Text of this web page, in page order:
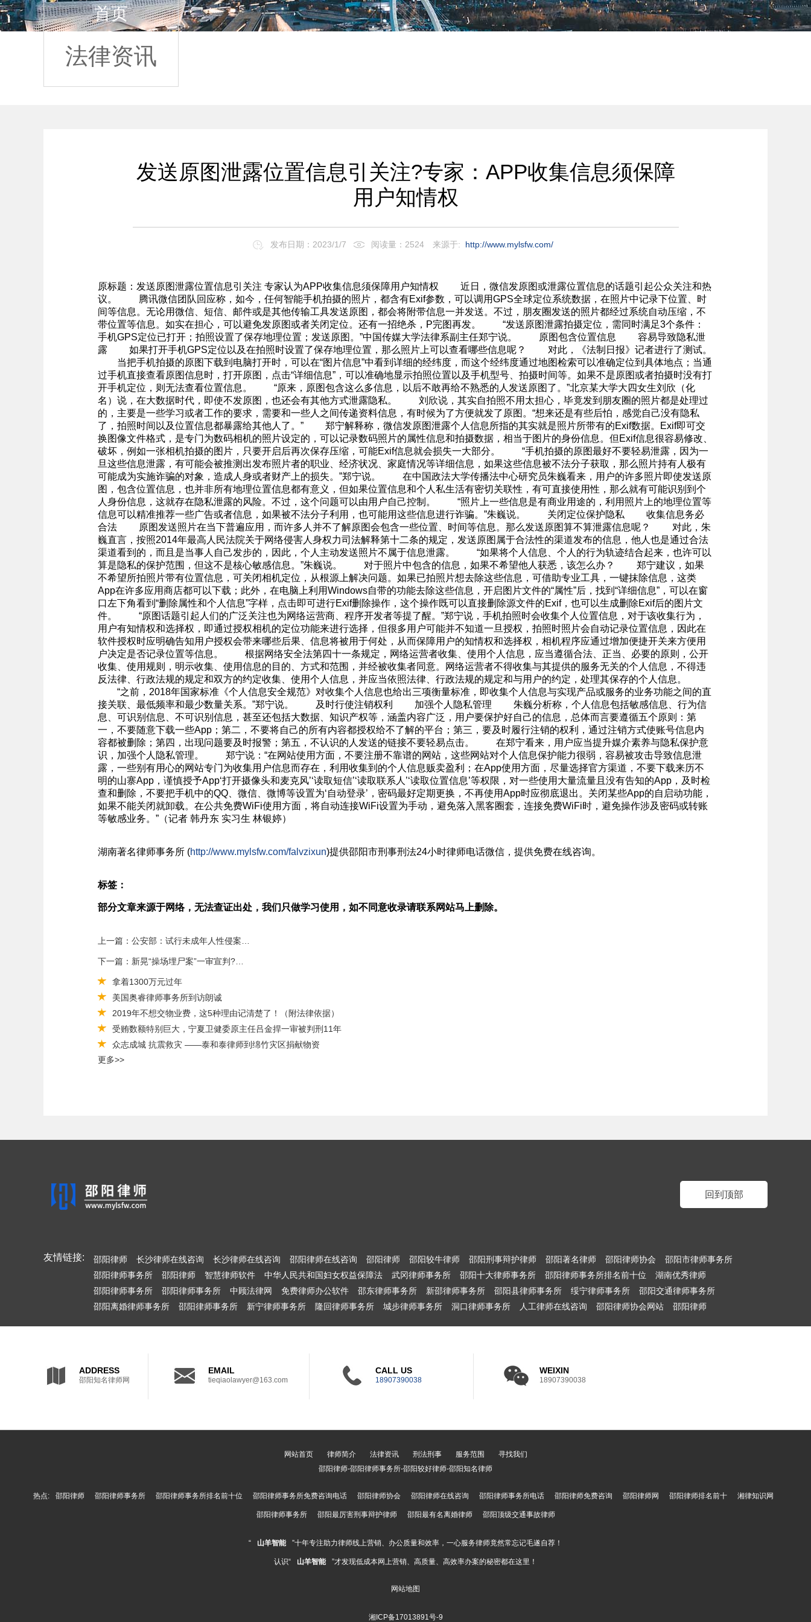
首页
法律资讯
发送原图泄露位置信息引关注?专家：APP收集信息须保障
用户知情权
发布日期：2023/1/7 阅读量：2524 来源于: http://www.mylsfw.com/
原标题：发送原图泄露位置信息引关注 专家认为APP收集信息须保障用户知情权 近日，微信发原图或泄露位置信息的话题引起公众关注和热
议。 腾讯微信团队回应称，如今，任何智能手机拍摄的照片，都含有Exif参数，可以调用GPS全球定位系统数据，在照片中记录下位置、时
间等信息。无论用微信、短信、邮件或是其他传输工具发送原图，都会将附带信息一并发送。不过，朋友圈发送的照片都经过系统自动压缩，不
带位置等信息。如实在担心，可以避免发原图或者关闭定位。还有一招绝杀，P完图再发。 “发送原图泄露拍摄定位，需同时满足3个条件：
手机GPS定位已打开；拍照设置了保存地理位置；发送原图。”中国传媒大学法律系副主任郑宁说。 原图包含位置信息 容易导致隐私泄
露 如果打开手机GPS定位以及在拍照时设置了保存地理位置，那么照片上可以查看哪些信息呢？ 对此，《法制日报》记者进行了测试。
当把手机拍摄的原图下载到电脑打开时，可以在“图片信息”中看到详细的经纬度，而这个经纬度通过地图检索可以准确定位到具体地点；当通
过手机直接查看原图信息时，打开原图，点击“详细信息”，可以准确地显示拍照位置以及手机型号、拍摄时间等。如果不是原图或者拍摄时没有打
开手机定位，则无法查看位置信息。 “原来，原图包含这么多信息，以后不敢再给不熟悉的人发送原图了。”北京某大学大四女生刘欣（化
名）说，在大数据时代，即使不发原图，也还会有其他方式泄露隐私。 刘欣说，其实自拍照不用太担心，毕竟发到朋友圈的照片都是处理过
的，主要是一些学习或者工作的要求，需要和一些人之间传递资料信息，有时候为了方便就发了原图。“想来还是有些后怕，感觉自己没有隐私
了，拍照时间以及位置信息都暴露给其他人了。” 郑宁解释称，微信发原图泄露个人信息所指的其实就是照片所带有的Exif数据。Exif即可交
换图像文件格式，是专门为数码相机的照片设定的，可以记录数码照片的属性信息和拍摄数据，相当于图片的身份信息。但Exif信息很容易修改、
破坏，例如一张相机拍摄的图片，只要开启后再次保存压缩，可能Exif信息就会损失一大部分。 “手机拍摄的原图最好不要轻易泄露，因为一
旦这些信息泄露，有可能会被推测出发布照片者的职业、经济状况、家庭情况等详细信息，如果这些信息被不法分子获取，那么照片持有人极有
可能成为实施诈骗的对象，造成人身或者财产上的损失。”郑宁说。 在中国政法大学传播法中心研究员朱巍看来，用户的许多照片即使发送原
图，包含位置信息，也并非所有地理位置信息都有意义，但如果位置信息和个人私生活有密切关联性，有可直接使用性，那么就有可能识别到个
人身份信息，这就存在隐私泄露的风险。不过，这个问题可以由用户自己控制。 “照片上一些信息是有商业用途的，利用照片上的地理位置等
信息可以精准推荐一些广告或者信息，如果被不法分子利用，也可能用这些信息进行诈骗。”朱巍说。 关闭定位保护隐私 收集信息务必
合法 原图发送照片在当下普遍应用，而许多人并不了解原图会包含一些位置、时间等信息。那么发送原图算不算泄露信息呢？ 对此，朱
巍直言，按照2014年最高人民法院关于网络侵害人身权力司法解释第十二条的规定，发送原图属于合法性的渠道发布的信息，他人也是通过合法
渠道看到的，而且是当事人自己发步的，因此，个人主动发送照片不属于信息泄露。 “如果将个人信息、个人的行为轨迹结合起来，也许可以
算是隐私的保护范围，但这不是核心敏感信息。”朱巍说。 对于照片中包含的信息，如果不希望他人获悉，该怎么办？ 郑宁建议，如果
不希望所拍照片带有位置信息，可关闭相机定位，从根源上解决问题。如果已拍照片想去除这些信息，可借助专业工具，一键抹除信息，这类
App在许多应用商店都可以下载；此外，在电脑上利用Windows自带的功能去除这些信息，开启图片文件的“属性”后，找到“详细信息”，可以在窗
口左下角看到“删除属性和个人信息”字样，点击即可进行Exif删除操作，这个操作既可以直接删除源文件的Exif，也可以生成删除Exif后的图片文
件。 “原图话题引起人们的广泛关注也为网络运营商、程序开发者等提了醒。”郑宁说，手机拍照时会收集个人位置信息，对于该收集行为，
用户有知情权和选择权，即通过授权相机的定位功能来进行选择，但很多用户可能并不知道一旦授权，拍照时照片会自动记录位置信息，因此在
软件授权时应明确告知用户授权会带来哪些后果、信息将被用于何处，从而保障用户的知情权和选择权，相机程序应通过增加便捷开关来方便用
户决定是否记录位置等信息。 根据网络安全法第四十一条规定，网络运营者收集、使用个人信息，应当遵循合法、正当、必要的原则，公开
收集、使用规则，明示收集、使用信息的目的、方式和范围，并经被收集者同意。网络运营者不得收集与其提供的服务无关的个人信息，不得违
反法律、行政法规的规定和双方的约定收集、使用个人信息，并应当依照法律、行政法规的规定和与用户的约定，处理其保存的个人信息。
“之前，2018年国家标准《个人信息安全规范》对收集个人信息也给出三项衡量标准，即收集个人信息与实现产品或服务的业务功能之间的直
接关联、最低频率和最少数量关系。”郑宁说。 及时行使注销权利 加强个人隐私管理 朱巍分析称，个人信息包括敏感信息、行为信
息、可识别信息、不可识别信息，甚至还包括大数据、知识产权等，涵盖内容广泛，用户要保护好自己的信息，总体而言要遵循五个原则：第
一，不要随意下载一些App；第二，不要将自己的所有内容都授权给不了解的平台；第三，要及时履行注销的权利，通过注销方式使账号信息内
容都被删除；第四，出现问题要及时报警；第五，不认识的人发送的链接不要轻易点击。 在郑宁看来，用户应当提升媒介素养与隐私保护意
识，加强个人隐私管理。 郑宁说：“在网站使用方面，不要注册不靠谱的网站，这些网站对个人信息保护能力很弱，容易被攻击导致信息泄
露，一些别有用心的网站专门为收集用户信息而存在，利用收集到的个人信息贩卖盈利；在App使用方面，尽量选择官方渠道，不要下载来历不
明的山寨App，谨慎授予App‘打开摄像头和麦克风’‘读取短信’‘读取联系人’‘读取位置信息’等权限，对一些使用大量流量且没有告知的App，及时检
查和删除，不要把手机中的QQ、微信、微博等设置为‘自动登录’，密码最好定期更换，不再使用App时应彻底退出。关闭某些App的自启动功能，
如果不能关闭就卸载。在公共免费WiFi使用方面，将自动连接WiFi设置为手动，避免落入黑客圈套，连接免费WiFi时，避免操作涉及密码或转账
等敏感业务。”（记者 韩丹东 实习生 林银婷）
湖南著名律师事务所 (http://www.mylsfw.com/falvzixun)提供邵阳市刑事刑法24小时律师电话微信，提供免费在线咨询。
标签：
部分文章来源于网络，无法查证出处，我们只做学习使用，如不同意收录请联系网站马上删除。
拿着1300万元过年
美国奥睿律师事务所到访朗诚
2019年不想交物业费，这5种理由记清楚了！（附法律依据）
受贿数额特别巨大，宁夏卫健委原主任吕金捍一审被判刑11年
众志成城 抗震救灾 ——泰和泰律师到绵竹灾区捐献物资
更多>>
回到顶部
友情链接: 邵阳律师 长沙律师在线咨询 长沙律师在线咨询 邵阳律师在线咨询 邵阳律师 邵阳较牛律师 邵阳刑事辩护律师 邵阳著名律师 邵阳律师协会
邵阳市律师事务所
邵阳律师事务所
邵阳律师 智慧律师软件 中华人民共和国妇女权益保障法 武冈律师事务所 邵阳十大律师事务所 邵阳律师事务所排名前十位
湖南优秀律师
邵阳律师事务所
邵阳律师事务所 中顾法律网 免费律师办公软件 邵东律师事务所 新邵律师事务所 邵阳县律师事务所 绥宁律师事务所
邵阳交通律师事务所
邵阳离婚律师事务所
邵阳律师事务所 新宁律师事务所 隆回律师事务所 城步律师事务所 洞口律师事务所 人工律师在线咨询 邵阳律师协会网站 邵阳律师
ADDRESS
邵阳知名律师网
EMAIL
tieqiaolawyer@163.com
CALL US
18907390038
WEIXIN
18907390038
网站首页 律师简介 法律资讯 刑法刑事 服务范围
寻找我们
邵阳律师-邵阳律师事务所-邵阳较好律师-邵阳知名律师
热点: 邵阳律师 邵阳律师事务所 邵阳律师事务所排名前十位 邵阳律师事务所免费咨询电话 邵阳律师协会 邵阳律师在线咨询 邵阳律师事务所电话 邵阳律师免费咨询 邵阳律师网 邵阳律师排名前十 湘律知识网
邵阳律师事务所 邵阳最厉害刑事辩护律师 邵阳最有名离婚律师 邵阳顶级交通事故律师
“ 山羊智能 ”十年专注助力律师线上营销、办公质量和效率，一心服务律师竟然常忘记毛遂自荐！
认识“ 山羊智能 ”才发现低成本网上营销、高质量、高效率办案的秘密都在这里！
网站地图
湘ICP备17013891号-9